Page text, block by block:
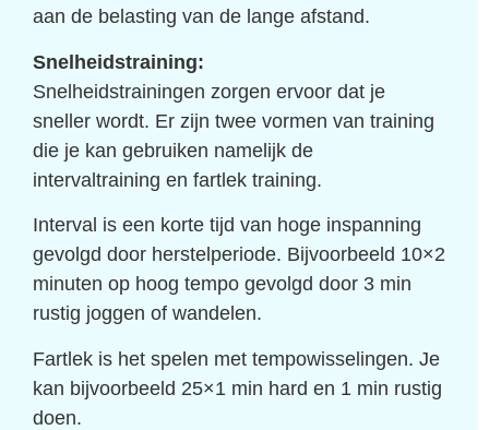
aan de belasting van de lange afstand.
Snelheidstraining:
Snelheidstrainingen zorgen ervoor dat je
sneller wordt. Er zijn twee vormen van training
die je kan gebruiken namelijk de
intervaltraining en fartlek training.
Interval is een korte tijd van hoge inspanning
gevolgd door herstelperiode. Bijvoorbeeld 10×2
minuten op hoog tempo gevolgd door 3 min
rustig joggen of wandelen.
Fartlek is het spelen met tempowisselingen. Je
kan bijvoorbeeld 25×1 min hard en 1 min rustig
doen.